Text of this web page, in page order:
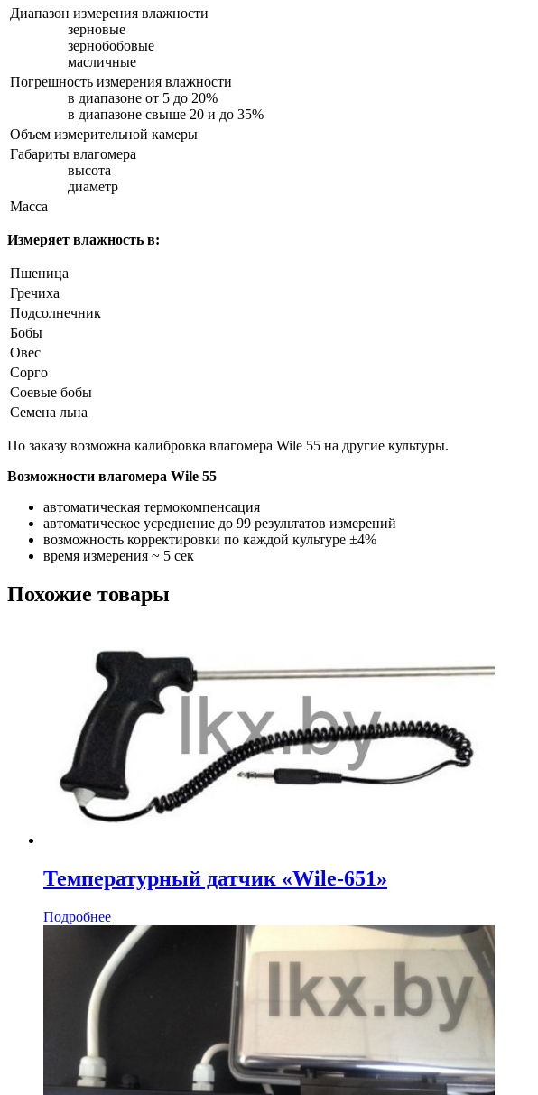
Диапазон измерения влажности
зерновые
зернобобовые
масличные
Погрешность измерения влажности
в диапазоне от 5 до 20%
в диапазоне свыше 20 и до 35%
Объем измерительной камеры
Габариты влагомера
высота
диаметр
Масса
Измеряет влажность в:
Пшеница
Гречиха
Подсолнечник
Бобы
Овес
Сорго
Соевые бобы
Семена льна
По заказу возможна калибровка влагомера Wile 55 на другие культуры.
Возможности влагомера Wile 55
автоматическая термокомпенсация
автоматическое усреднение до 99 результатов измерений
возможность корректировки по каждой культуре ±4%
время измерения ~ 5 сек
Похожие товары
Температурный датчик «Wile-651»
Подробнее